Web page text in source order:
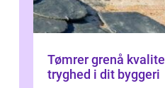
Tømrer grenå kvalitet, erfaring og
tryghed i dit byggeri